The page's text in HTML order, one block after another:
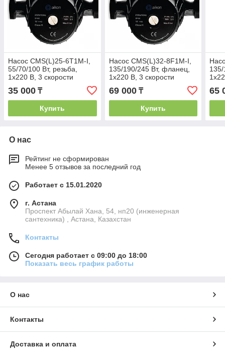
Насос CMS(L)25-6T1M-I,
55/70/100 Вт, резьба,
1х220 В, 3 скорости
35 000 ₸
Купить
Насос CMS(L)32-8F1M-I,
135/190/245 Вт, фланец,
1х220 В, 3 скорости
69 000₸
Купить
135/
65
О нас
Рейтинг не сформирован
Менее 5 отзывов за последний год
Работает с 15.01.2020
г. Астана
Проспект Абылай Хана, 54, нп20 (инженерная
сантехника) , Астана, Казахстан
Контакты
Сегодня работает с 09:00 до 18:00
Показать весь график работы
О нас
Контакты
Доставка и оплата